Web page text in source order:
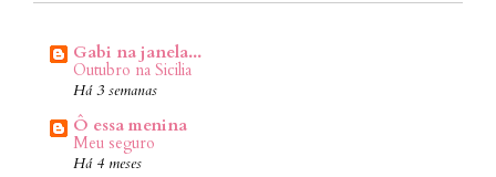
Gabi na janela...
Outubro na Sicilia
Há 3 semanas
Ô essa menina
Meu seguro
Há 4 meses